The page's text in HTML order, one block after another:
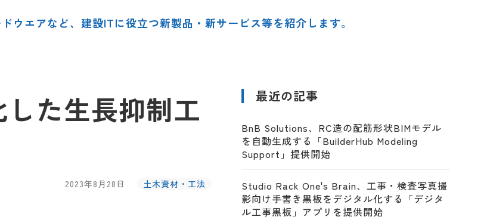
ウエアなど、建設ITに役立つ新製品・新サービス等を紹介します。
た生長抑制工
2023年8月28日 土木資材・工法
最近の記事
BnB Solutions、RC造の配筋形状BIMモデル
を自動生成する「BuilderHub Modeling
Support」提供開始
Studio Rack One's Brain、工事・検査写真撮
影向け手書き黒板をデジタル化する「デジタ
ル工事黒板」アプリを提供開始